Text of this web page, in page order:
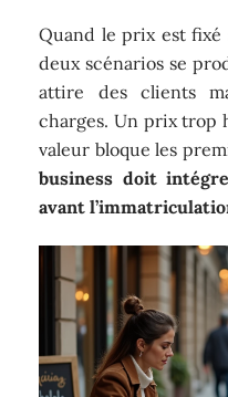
Quand le prix est
deux scénarios se
attire des clients
charges. Un prix trop
valeur bloque les
business doit
avant